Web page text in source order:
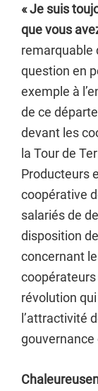
« Je suis
que vous
remarquable
question en
exemple à
de ce
devant les
la Tour de
Producteurs
coopérative
salariés de
disposition
concernant
révolution
l’attractivité
gouvernance